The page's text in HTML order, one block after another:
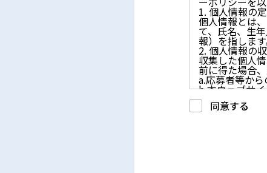
1. 個人情報の
個人情報とは
て、氏名、生
報）を指しま
2. 個人情報の
収集した個人
前に得た場合
a.応募者等か
b.本ウェブサ
c.重要なお知ら
d.上記の利用目
同意する